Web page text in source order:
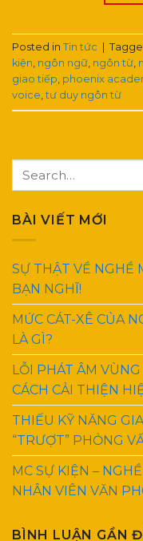
Posted in Tin tức
kiện, ngôn ngữ, ngôn từ,
giao tiếp, phoenix
voice,tư duy ngôn từ
BÀI VIẾT MỚI
SỰ THẬT VỀ NGHỀ
BẠN NGHĨ!
MỨC CÁT-XÊ CỦA
LÀ GÌ?
LỖI PHÁT ÂM
CÁCH CẢI THIỆN
THIẾU KỸ NĂNG
“TRƯỢT” PHỎNG
MC SỰ KIỆN –
NHÂN VIÊN VĂN
BÌNH LUẬN GẦN